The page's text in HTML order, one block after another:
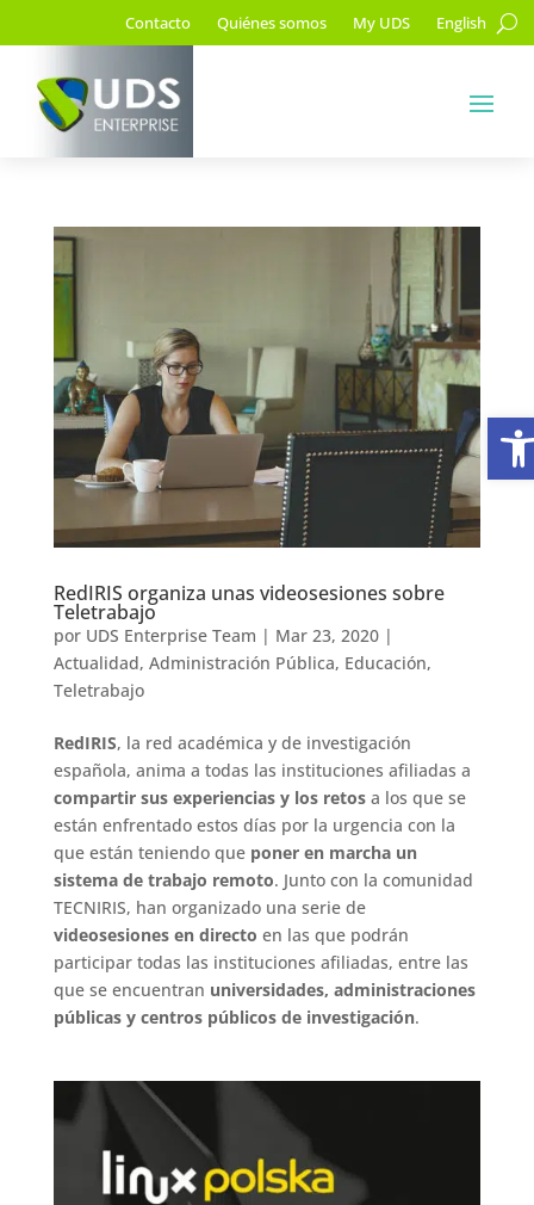
Contacto Quiénes somos My UDS English
RedIRIS organiza unas videosesiones sobre
Teletrabajo
por UDS Enterprise Team | Mar 23, 2020|
Actualidad, Administración Pública, Educación,
Teletrabajo
RedIRIS, la red académica y de investigación
española, anima a todas las instituciones afiliadas a
compartir sus experiencias y los retosa los que se
están enfrentado estos días por la urgencia con la
que están teniendo que poner en marcha un
sistema de trabajo remoto. Junto con la comunidad
TECNIRIS, han organizado una serie de
videosesiones en directo en las que podrán
participar todas las instituciones afiliadas, entre las
que se encuentran universidades, administraciones
públicas y centros públicos de investigación.